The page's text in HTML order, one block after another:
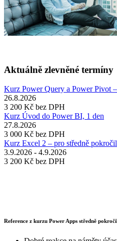
Aktuálně zlevněné termíny
Kurz Power Query a Power Pivot
26.8.2026
3 200 Kč bez DPH
Kurz Úvod do Power BI, 1 den
27.8.2026
3 000 Kč bez DPH
Kurz Excel 2 – pro středně
3.9.2026 - 4.9.2026
3 200 Kč bez DPH
Reference z kurzu Power Apps středně